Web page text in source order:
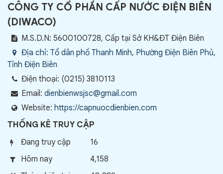
CÔNG TY CỔ PHẦN CẤP NƯỚC ĐIỆN BIÊN
(DIWACO)
M.S.D.N: 5600100728, Cấp tại Sở KH&ĐT Điện Biên
Địa chỉ: Tổ dân phố Thanh Minh, Phường Điện Biên Phủ,
Tỉnh Điện Biên
Điện thoại: (0215) 3810113
Email: dienbienwsjsc@gmail.com
Website: https://capnuocdienbien.com
THỐNG KÊ TRUY CẬP
Đang truy cập
16
Hôm nay
4,158